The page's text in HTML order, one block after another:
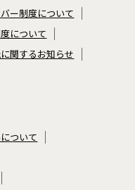
ー制度について
について
関するお知らせ
ついて